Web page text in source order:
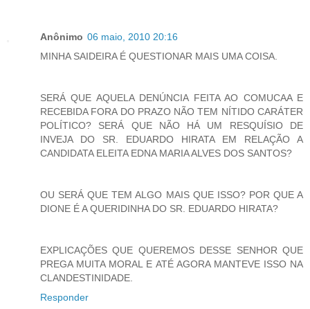
Anônimo 06 maio, 2010 20:16
MINHA SAIDEIRA É QUESTIONAR MAIS UMA COISA.
SERÁ QUE AQUELA DENÚNCIA FEITA AO COMUCAA E
RECEBIDA FORA DO PRAZO NÃO TEM NÍTIDO CARÁTER
POLÍTICO? SERÁ QUE NÃO HÁ UM RESQUÍSIO DE
INVEJA DO SR. EDUARDO HIRATA EM RELAÇÃO A
CANDIDATA ELEITA EDNA MARIA ALVES DOS SANTOS?
OU SERÁ QUE TEM ALGO MAIS QUE ISSO? POR QUE A
DIONE É A QUERIDINHA DO SR. EDUARDO HIRATA?
EXPLICAÇÕES QUE QUEREMOS DESSE SENHOR QUE
PREGA MUITA MORAL E ATÉ AGORA MANTEVE ISSO NA
CLANDESTINIDADE.
Responder